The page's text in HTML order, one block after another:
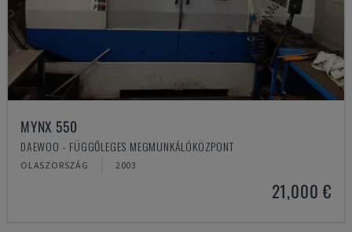
MYNX 550
DAEWOO - FÜGGŐLEGES MEGMUNKÁLÓKÖZPONT
OLASZORSZÁG 2003
21,000 €